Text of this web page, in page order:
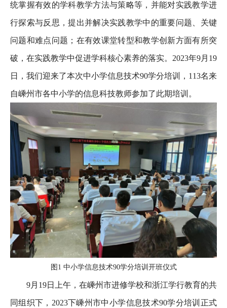
统掌握有效的学科教学方法与策略等，并能对实践教学进
行探索与反思，提出并解决实践教学中的重要问题、关键
问题和难点问题；在有效课堂转型和教学创新方面有所突
破，在实践教学中促进学科核心素养的落实。2023年9月19
日，我们迎来了本次中小学信息技术90学分培训，113名来
自嵊州市各中小学的信息科技教师参加了此期培训。
图1 中小学信息技术90学分培训开班仪式
9月19日上午，在嵊州市进修学校和浙江学行教育的共
同组织下，2023下嵊州市中小学信息技术90学分培训正式